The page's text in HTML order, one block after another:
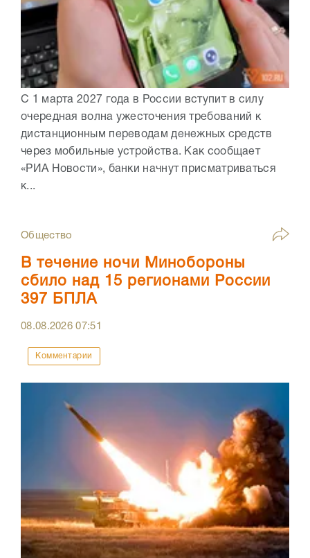
С 1 марта 2027 года в России вступит в силу
очередная волна ужесточения требований к
дистанционным переводам денежных средств
через мобильные устройства. Как сообщает
«РИА Новости», банки начнут присматриваться
к...
Общество
В течение ночи Минобороны
сбило над 15 регионами России
397 БПЛА
08.08.202607:51
Комментарии